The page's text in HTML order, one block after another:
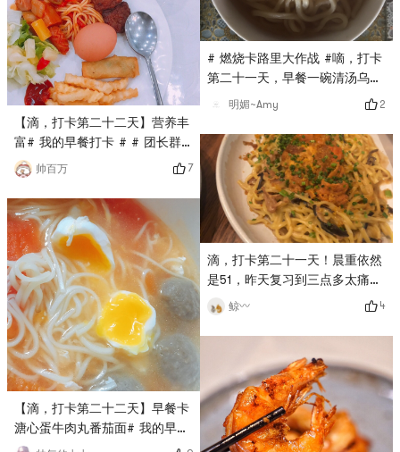
【滴，打卡第二十二天】营养丰
富# 我的早餐打卡 # # 团长群
BO # # 燃烧卡路里大作战 #
帅百万 7
【滴，打卡第二十二天】早餐卡
溏心蛋牛肉丸番茄面# 我的早餐
打卡 # # 团长群BO # # 燃烧卡
# 燃烧卡路里大作战 #嘀，打卡
第二十一天，早餐一碗清汤乌冬
放两粒牛筋丸
明媚~Amy 2
滴，打卡第二十一天！晨重依然
是51，昨天复习到三点多太痛苦
了😖# 燃烧卡路里大作战 #
鲸〰️ 4